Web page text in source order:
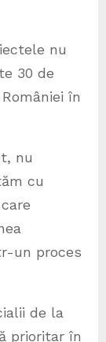
nu
30 de
în
nu
cu
un proces
de la
prioritar în